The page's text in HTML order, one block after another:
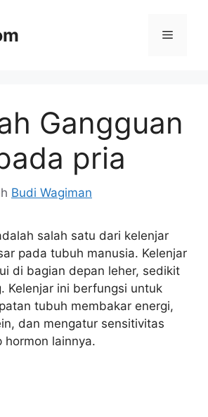
Menu
Gangguan
pria
Budi Wagiman
salah satu dari kelenjar
pada tubuh manusia. Kelenjar
di bagian depan leher, sedikit
Kelenjar ini berfungsi untuk
tubuh membakar energi,
dan mengatur sensitivitas
lainnya.